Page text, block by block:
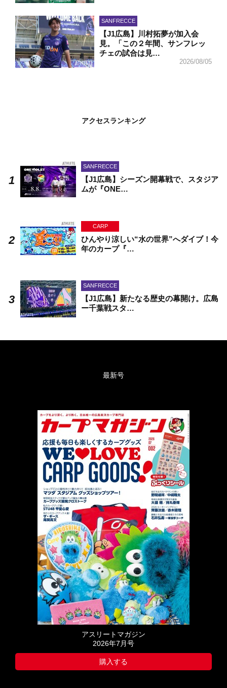
SANFRECCE
【J1広島】川村拓夢が加入会
見。「この２年間、サンフレッ
チェの試合は見…
2026/08/05
アクセスランキング
SANFRECCE
【J1広島】シーズン開幕戦で、スタジア
ムが『ONE…
CARP
ひんやり涼しい“水の世界”へダイブ！今
年のカープ『…
SANFRECCE
【J1広島】新たなる歴史の幕開け。広島
ー千葉戦スタ…
最新号
アスリートマガジン
2026年7月号
購入する